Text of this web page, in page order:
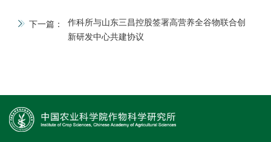
下一篇：
作科所与山东三昌控股签署高营养全谷物联合创
新研发中心共建协议